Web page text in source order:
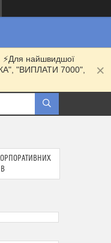
⚡️Для найшвидшої
"ВИПЛАТИ 7000",